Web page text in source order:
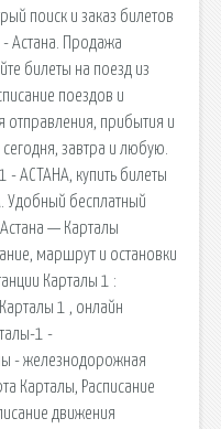
поиск и заказ билетов
Астана. Продажа
билеты на поезд из
поездов и
отправления, прибытия и
завтра и любую.
- АСТАНА, купить билеты
Удобный бесплатный
— Карталы
маршрут и остановки
Карталы 1 :
1 , онлайн
1 -
- железнодорожная
Карталы, Расписание
движения